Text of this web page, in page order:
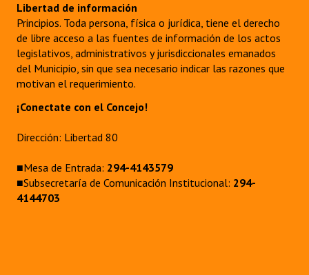
Libertad de información
Principios. Toda persona, física o jurídica, tiene el derecho
de libre acceso a las fuentes de información de los actos
legislativos, administrativos y jurisdiccionales emanados
del Municipio, sin que sea necesario indicar las razones que
motivan el requerimiento.
¡Conectate con el Concejo!
Dirección: Libertad 80
■Mesa de Entrada: 294-4143579
■Subsecretaría de Comunicación Institucional: 294-
4144703